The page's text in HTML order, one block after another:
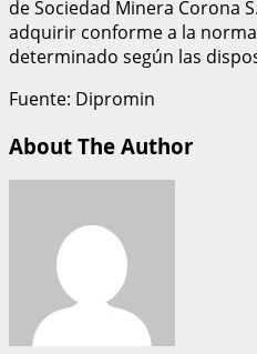
de Sociedad Minera Corona
adquirir conforme a la
determinado según las
Fuente: Dipromin
About The Author